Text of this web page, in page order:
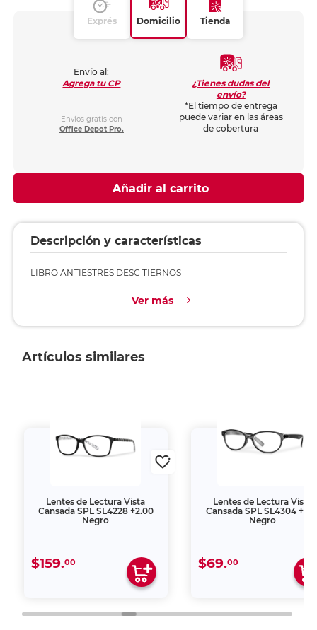
Exprés Domicilio Tienda
Envío al:
Agrega tu CP
Envíos gratis con
Office Depot Pro.
¿Tienes dudas del
envío?
*El tiempo de entrega
puede variar en las áreas
de cobertura
Añadir al carrito
Descripción y características
LIBRO ANTIESTRES DESC TIERNOS
Ver más
Artículos similares
Lentes de Lectura Vista
Cansada SPL SL4228 +2.00
Negro
$159.00
Lentes de Lectura Vista
Cansada SPL SL4304
Negro
$69.00